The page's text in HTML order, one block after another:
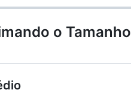
o Tamanho